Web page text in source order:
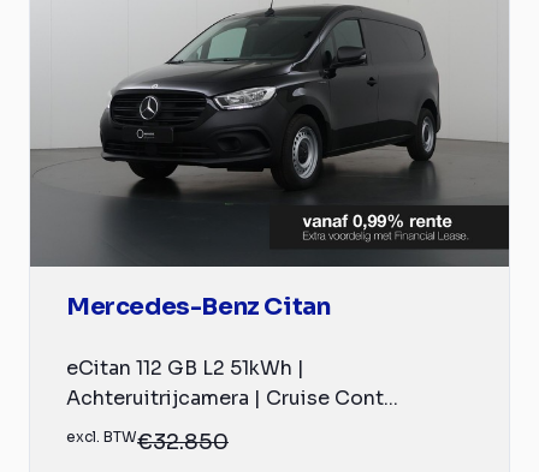
Mercedes-Benz Citan
eCitan 112 GB L2 51kWh |
Achteruitrijcamera | Cruise Cont...
excl. BTW€32.850